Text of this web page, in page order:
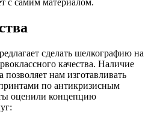
с самим материалом.
сделать шелкографию на
качества. Наличие
позволяет нам изготавливать
по антикризисным
оценили концепцию